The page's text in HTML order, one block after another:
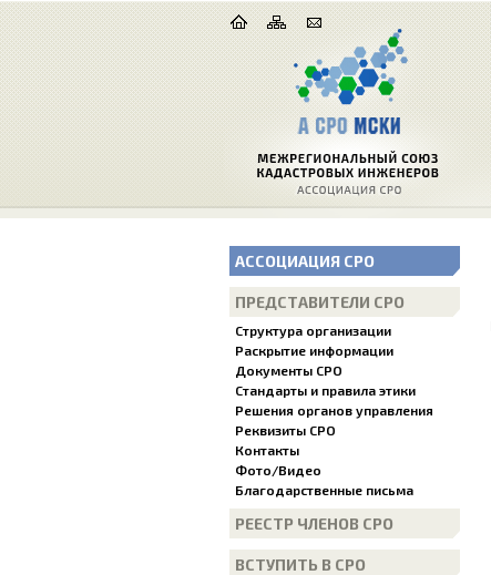
АССОЦИАЦИЯ СРО
ПРЕДСТАВИТЕЛИ СРО
Структура организации
Раскрытие информации
Документы СРО
Стандарты и правила этики
Решения органов управления
Реквизиты СРО
Контакты
Фото/Видео
Благодарственные письма
РЕЕСТР ЧЛЕНОВ СРО
ВСТУПИТЬ В СРО